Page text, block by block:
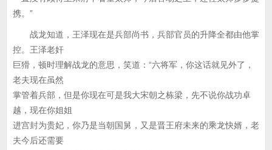
携。”
战龙知道，王泽现在是兵部尚书，兵部官员的升降全都由他掌
控。王泽老奸
巨猾，顿时理解战龙的意思，笑道：“六将军，你这话就见外了，
老夫现在虽然
掌管着兵部，但是你现在可是我大宋朝之栋梁，先不说你战功卓
越，现在你姐姐
进宫封为贵妃，你乃是当朝国舅，又是晋王府未来的乘龙快婿，老
夫今后还需要